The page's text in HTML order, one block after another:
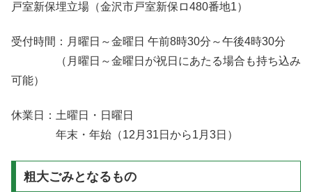
戸室新保埋立場（金沢市戸室新保ロ480番地1）
受付時間：月曜日～金曜日 午前8時30分～午後4時30分
（月曜日～金曜日が祝日にあたる場合も持ち込み
可能）
休業日：土曜日・日曜日
年末・年始（12月31日から1月3日）
粗大ごみとなるもの